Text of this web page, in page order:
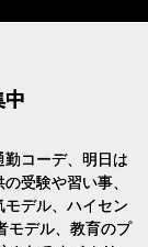
中
勤コーデ、明日は
受験や習い事、
モデル、ハイセン
モデル、教育のプ